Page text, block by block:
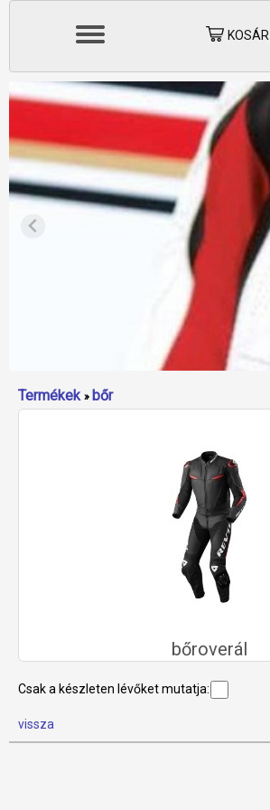
KOSÁR
Termékek » bőr
bőroverál
Csak a készleten lévőket mutatja:
vissza